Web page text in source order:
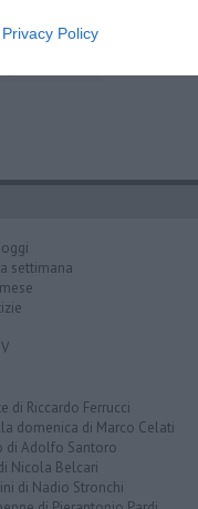
Privacy Policy
settimana
di Riccardo Ferrucci
domenica di Marco Celati
di Adolfo Santoro
Nicola Belcari
di Nadio Stronchi